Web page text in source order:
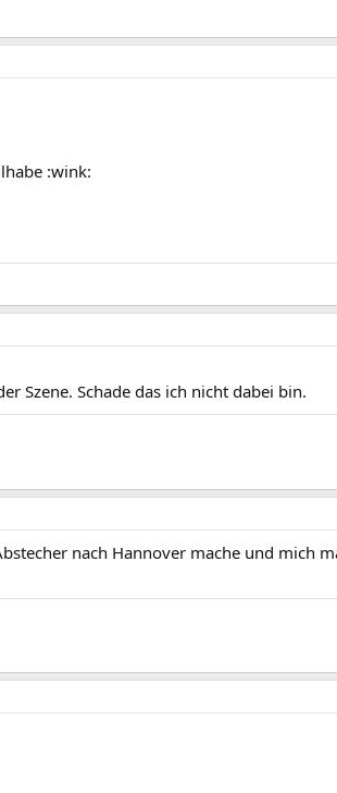
:wink:
Szene. Schade das ich nicht dabei bin.
nach Hannover mache und mich